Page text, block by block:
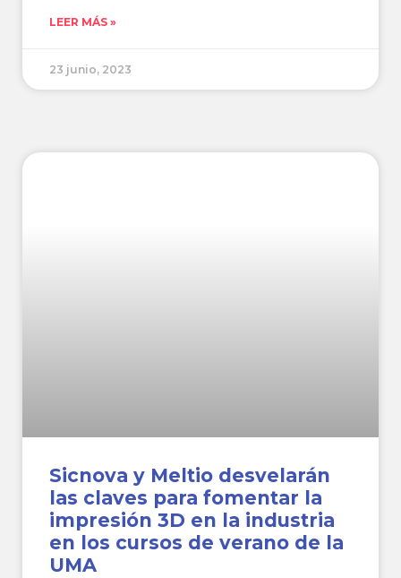
LEER MÁS »
23 junio, 2023
Sicnova y Meltio desvelarán
las claves para fomentar la
impresión 3D en la industria
en los cursos de verano de la
UMA